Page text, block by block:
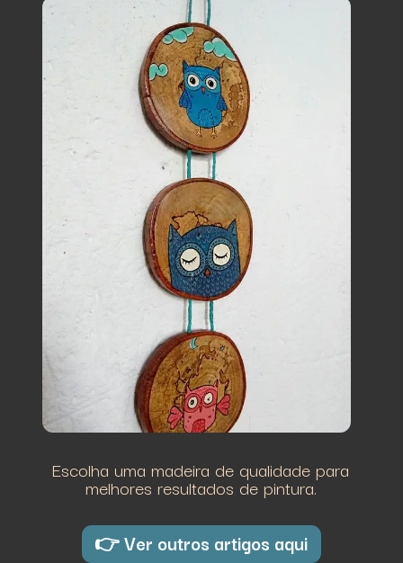
Escolha uma madeira de qualidade para
melhores resultados de pintura.
👉 Ver outros artigos aqui